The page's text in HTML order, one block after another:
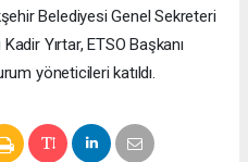
Belediyesi Genel Sekreteri
Yırtar, ETSO Başkanı
yöneticileri katıldı.